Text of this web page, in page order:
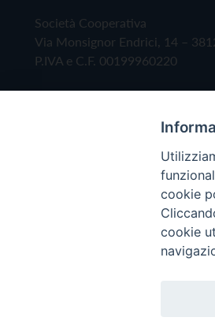
Società Cooperativa
Via Monsignor Endrici, 14 –
P.IVA e C.F. 00199960220
Copyright © 2019 - Tutti i
cookie
cookie